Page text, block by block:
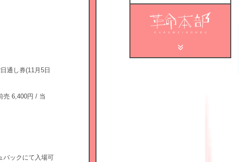
通し券(11月5日
売 6,400円 / 当
バックにて入場可